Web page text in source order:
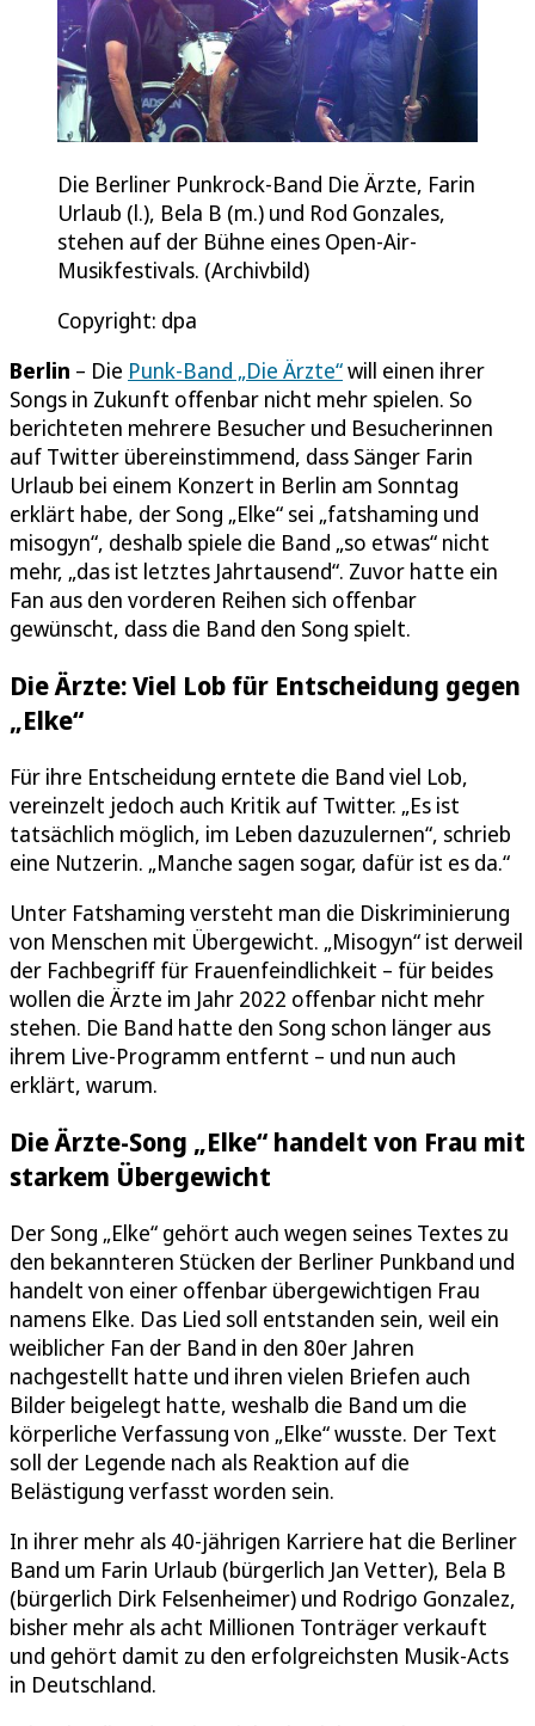
Die Berliner Punkrock-Band Die Ärzte, Farin
Urlaub (l.), Bela B (m.) und Rod Gonzales,
stehen auf der Bühne eines Open-Air-
Musikfestivals. (Archivbild)
Copyright: dpa
Berlin – Die Punk-Band „Die Ärzte“will einen ihrer
Songs in Zukunft offenbar nicht mehr spielen. So
berichteten mehrere Besucher und Besucherinnen
auf Twitter übereinstimmend, dass Sänger Farin
Urlaub bei einem Konzert in Berlin am Sonntag
erklärt habe, der Song „Elke“ sei „fatshaming und
misogyn“, deshalb spiele die Band „so etwas“ nicht
mehr, „das ist letztes Jahrtausend“. Zuvor hatte ein
Fan aus den vorderen Reihen sich offenbar
gewünscht, dass die Band den Song spielt.
Die Ärzte: Viel Lob für Entscheidung gegen
„Elke“
Für ihre Entscheidung erntete die Band viel Lob,
vereinzelt jedoch auch Kritik auf Twitter. „Es ist
tatsächlich möglich, im Leben dazuzulernen“, schrieb
eine Nutzerin. „Manche sagen sogar, dafür ist es da.“
Unter Fatshaming versteht man die Diskriminierung
von Menschen mit Übergewicht. „Misogyn“ ist derweil
der Fachbegriff für Frauenfeindlichkeit – für beides
wollen die Ärzte im Jahr 2022 offenbar nicht mehr
stehen. Die Band hatte den Song schon länger aus
ihrem Live-Programm entfernt – und nun auch
erklärt, warum.
Die Ärzte-Song „Elke“ handelt von Frau mit
starkem Übergewicht
Der Song „Elke“ gehört auch wegen seines Textes zu
den bekannteren Stücken der Berliner Punkband und
handelt von einer offenbar übergewichtigen Frau
namens Elke. Das Lied soll entstanden sein, weil ein
weiblicher Fan der Band in den 80er Jahren
nachgestellt hatte und ihren vielen Briefen auch
Bilder beigelegt hatte, weshalb die Band um die
körperliche Verfassung von „Elke“ wusste. Der Text
soll der Legende nach als Reaktion auf die
Belästigung verfasst worden sein.
In ihrer mehr als 40-jährigen Karriere hat die Berliner
Band um Farin Urlaub (bürgerlich Jan Vetter), Bela B
(bürgerlich Dirk Felsenheimer) und Rodrigo Gonzalez,
bisher mehr als acht Millionen Tonträger verkauft
und gehört damit zu den erfolgreichsten Musik-Acts
in Deutschland.